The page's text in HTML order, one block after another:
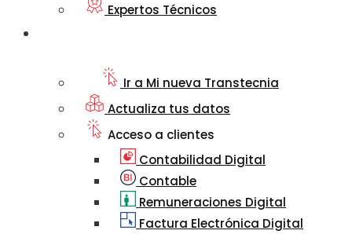
Expertos Técnicos
Ir a Mi nueva Transtecnia
Actualiza tus datos
Acceso a clientes
Contabilidad Digital
Contable
Remuneraciones Digital
Factura Electrónica Digital